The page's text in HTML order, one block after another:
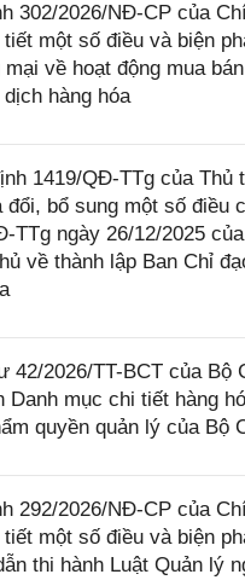
302/2026/NĐ-CP của
một số điều và biện
về hoạt động mua
hàng hóa
1419/QĐ-TTg của Thủ
đổi, bổ sung một số điều
TTg ngày 26/12/2025
về thành lập Ban Chỉ
42/2026/TT-BCT của Bộ
Danh mục chi tiết hàng
quyền quản lý của Bộ
292/2026/NĐ-CP của
một số điều và biện
thi hành Luật Quản lý